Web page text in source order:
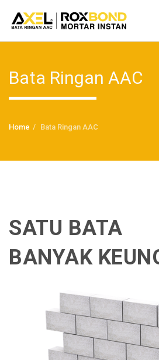
Bata Ringan AAC
Home Bata Ringan AAC
SATU BATA
BANYAK